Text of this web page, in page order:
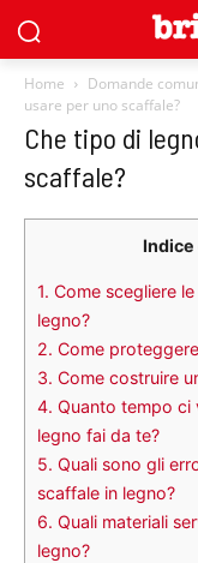
Home Domande
usare per uno scaffale?
Che tipo di
scaffale?
1. Come scegliere
legno?
2. Come
3. Come costruire
4. Quanto tempo ci
legno fai da te?
5. Quali sono gli
scaffale in legno?
6. Quali materiali
legno?